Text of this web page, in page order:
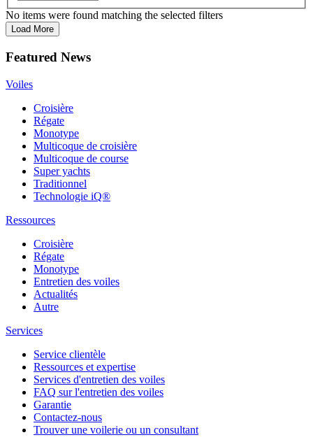
No items were found matching the selected filters
Load More
Featured News
Voiles
Croisière
Régate
Monotype
Multicoque de croisière
Multicoque de course
Super yachts
Traditionnel
Technologie iQ®
Ressources
Croisière
Régate
Monotype
Entretien des voiles
Actualités
Autre
Services
Service clientèle
Ressources et expertise
Services d'entretien des voiles
FAQ sur l'entretien des voiles
Garantie
Contactez-nous
Trouver une voilerie ou un consultant